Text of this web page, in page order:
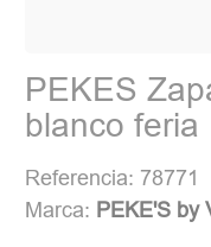
PEKES
blanco feria
Referencia: 78771
Marca: PEKE'S by